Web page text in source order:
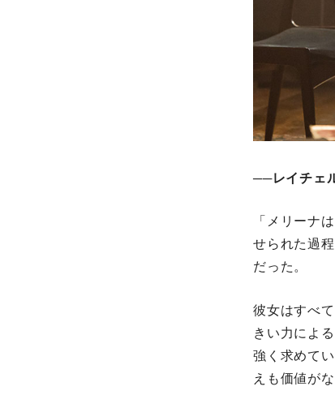
──レイチェ
「メリーナ
せられた過
だった。
彼女はすべ
きい力によ
強く求めて
えも価値が